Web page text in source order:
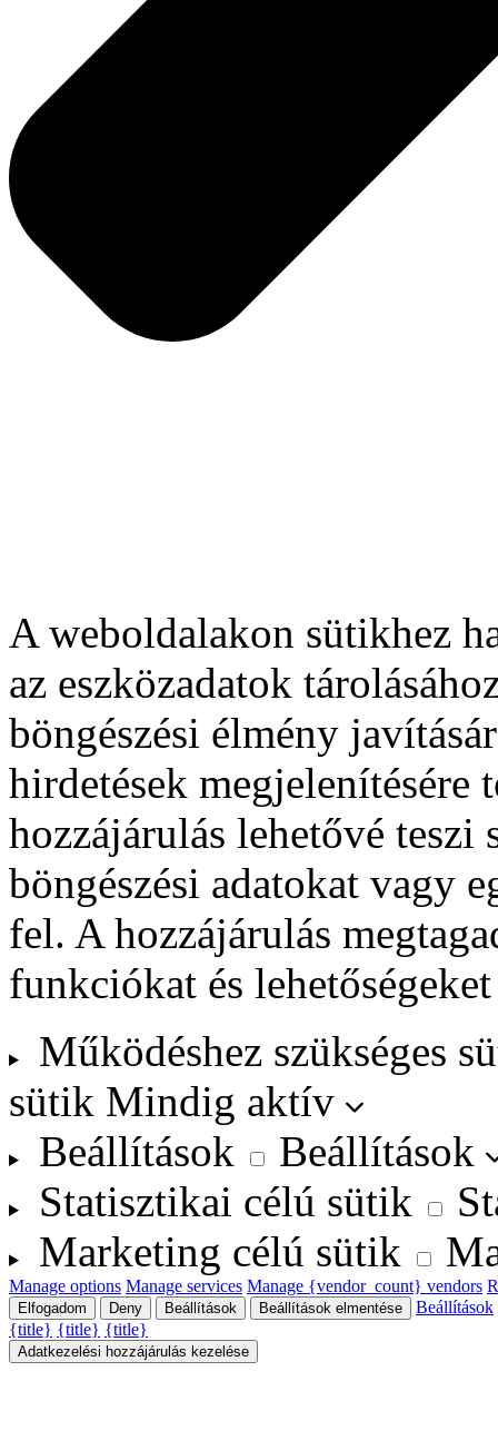
A weboldalakon sütikhez
az eszközadatok
böngészési élmény
hirdetések megjelenítésére
hozzájárulás lehetővé
böngészési adatokat vagy
fel. A hozzájárulás
funkciókat és
Működéshez szükséges
sütik Mindig aktív
Beállítások
Beállítások
Statisztikai célú sütik
Marketing célú sütik
Manage options Manage services Manage {vendor_count} vendors
Elfogadom Deny Beállítások Beállítások elmentése
Beállítások
{title} {title} {title}
Adatkezelési hozzájárulás kezelése